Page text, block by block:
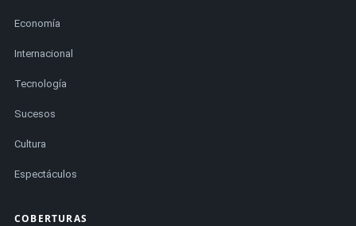
Economía
Internacional
Tecnología
Sucesos
Cultura
Espectáculos
COBERTURAS